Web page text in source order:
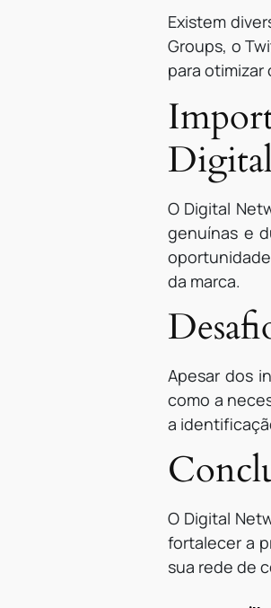
Existem
Groups, o
para
O Digital
genuínas e
da marca.
Apesar dos
como a
a
O Digital
fortalecer a
sua rede de